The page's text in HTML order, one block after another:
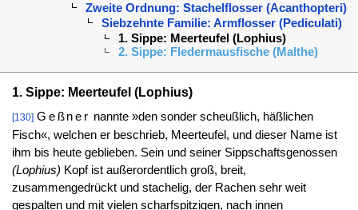
Zweite Ordnung: Stachelflosser (Acanthopteri)
Siebzehnte Familie: Armflosser (Pediculati)
1. Sippe: Meerteufel (Lophius)
2. Sippe: Fledermausfische (Malthe)
1. Sippe: Meerteufel (Lophius)
[130] Geßner nannte »den sonder scheußlich, häßlichen
Fisch«, welchen er beschrieb, Meerteufel, und dieser Name ist
ihm bis heute geblieben. Sein und seiner Sippschaftsgenossen
(Lophius) Kopf ist außerordentlich groß, breit,
zusammengedrückt und stachelig, der Rachen sehr weit
gespalten und mit vielen scharfspitzigen, nach innen